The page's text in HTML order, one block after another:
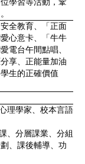
學習等活動，鞏
全教育、「正面
心意卡、「牛牛
電台午間點唱、
享、正能量加油
生的正確價值
理學家、校本言語
、分層課業、分組
、課後輔導、功